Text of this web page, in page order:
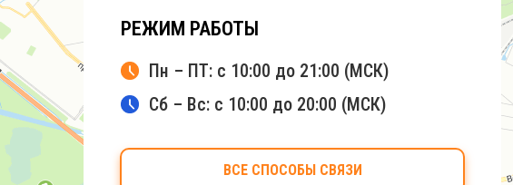
ВСЕ СПОСОБЫ СВЯЗИ
РЕЖИМ РАБОТЫ
Пн – ПТ: с 10:00 до 21:00 (МСК)
Сб – Вс: с 10:00 до 20:00 (МСК)